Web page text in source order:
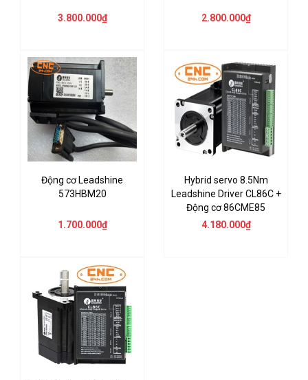
3.800.000₫ 2.800.000₫
Động cơ Leadshine
573HBM20
1.700.000₫
Hybrid servo 8.5Nm
Leadshine Driver CL86C +
Động cơ 86CME85
4.180.000₫